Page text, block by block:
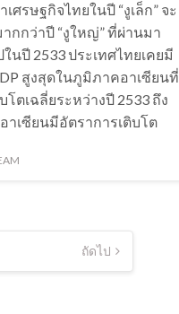
ศรษฐกิจไทยในปี “งูเล็ก” จะ
กกว่าปี “งูใหญ่” ที่ผ่านมา
นปี 2533 ประเทศไทยเคยมี
สูงสุดในภูมิภาคอาเซียนที่
โตเฉลี่ยระหว่างปี 2533 ถึง
าเซียนมีอัตราการเติบโต
ถัดไป